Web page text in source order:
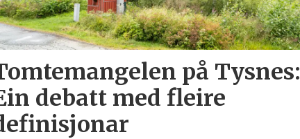
på Tysnes:
debatt med fleire